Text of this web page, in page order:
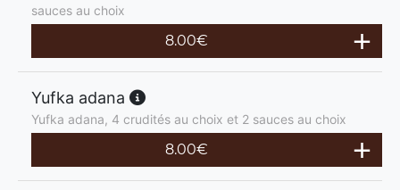
sauces au choix
8.00€
Yufka adana
Yufka adana, 4 crudités au choix et 2 sauces au choix
8.00€